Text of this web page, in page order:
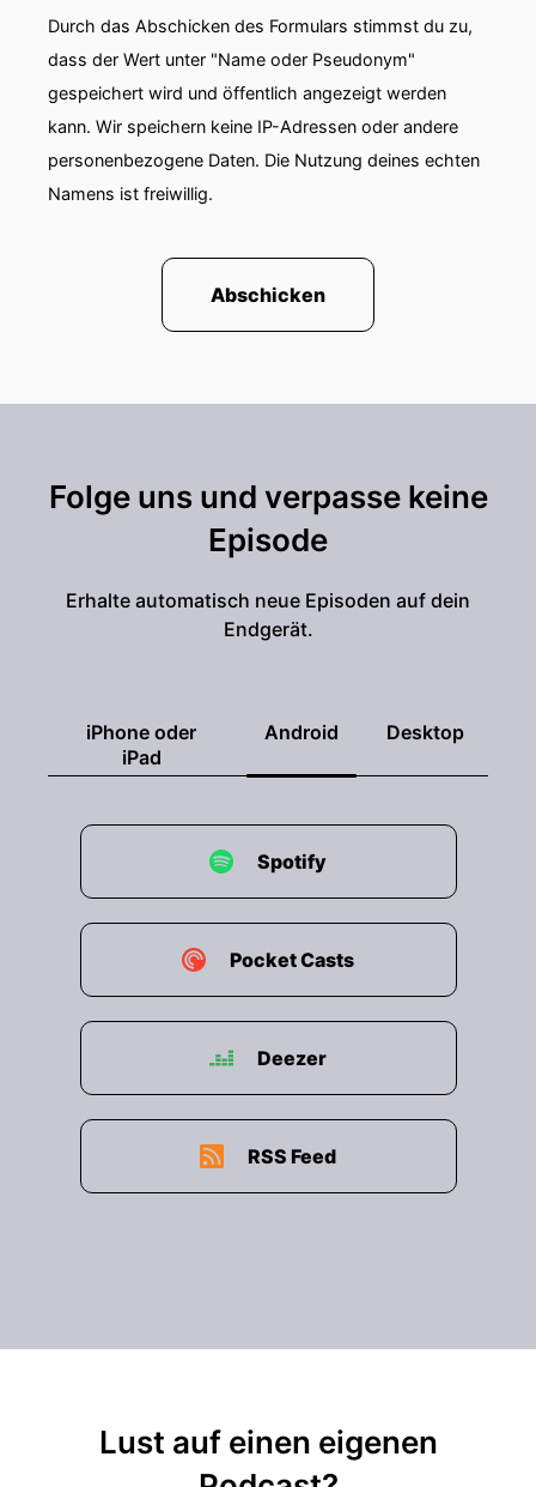
Durch das Abschicken des Formulars stimmst du zu,
dass der Wert unter "Name oder Pseudonym"
gespeichert wird und öffentlich angezeigt werden
kann. Wir speichern keine IP-Adressen oder andere
personenbezogene Daten. Die Nutzung deines echten
Namens ist freiwillig.
Abschicken
Folge uns und verpasse keine
Episode
Erhalte automatisch neue Episoden auf dein
Endgerät.
iPhone oder
iPad
Android Desktop
Spotify
Pocket Casts
Deezer
RSS Feed
Lust auf einen eigenen